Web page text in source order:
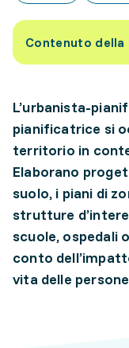
Contenuto della
L’urbanista-
pianificatrice si
territorio in
Elaborano
suolo, i piani di
strutture
scuole, ospedali
conto
vita delle